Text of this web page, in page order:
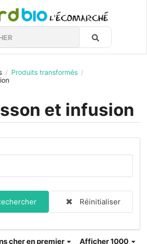
/ Produits transformés /
et infusion
Réinitialiser
Afficher 1000
cher en premier